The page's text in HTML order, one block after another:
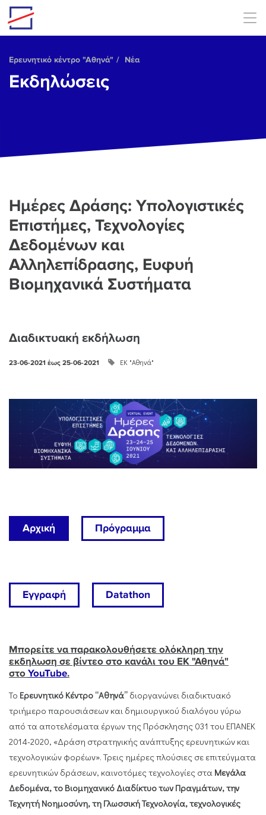
Skip to main content
Ερευνητικό κέντρο "Αθηνά" Νέα
Εκδηλώσεις
Ημέρες Δράσης: Υπολογιστικές
Επιστήμες, Τεχνολογίες
Δεδομένων και
Αλληλεπίδρασης, Ευφυή
Βιομηχανικά Συστήματα
Διαδικτυακή εκδήλωση
23-06-2021 έως 25-06-2021 ΕΚ "Αθηνά"
Αρχική Πρόγραμμα
Εγγραφή Datathon
Μπορείτε να παρακολουθήσετε ολόκληρη την
εκδηλωση σε βίντεο στο κανάλι του ΕΚ "Αθηνά"
στοYouTube.
Το Ερευνητικό Κέντρο “Αθηνά” διοργανώνει διαδικτυακό
τριήμερο παρουσιάσεων και δημιουργικού διαλόγου γύρω
από τα αποτελέσματα έργων της Πρόσκλησης 031 του ΕΠΑΝΕΚ
2014-2020, «Δράση στρατηγικής ανάπτυξης ερευνητικών και
τεχνολογικών φορέων». Τρεις ημέρες πλούσιες σε επιτεύγματα
ερευνητικών δράσεων, καινοτόμες τεχνολογίες στα Μεγάλα
Δεδομένα, το Βιομηχανικό Διαδίκτυο των Πραγμάτων, την
Τεχνητή Νοημοσύνη, τη Γλωσσική Τεχνολογία, τεχνολογικές